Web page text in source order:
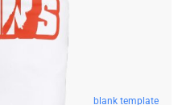
blank template